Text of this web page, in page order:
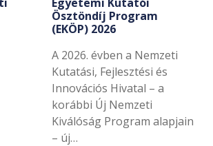
Ösztöndíj Program
(EKÖP) 2026
A 2026. évben a Nemzeti
Kutatási, Fejlesztési és
Innovációs Hivatal – a
korábbi Új Nemzeti
Kiválóság Program alapjain
– új…